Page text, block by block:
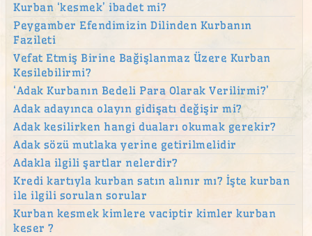
Kurban ‘kesmek’ ibadet mi?
Peygamber Efendimizin Dilinden Kurbanın
Fazileti
Vefat Etmiş Birine Bağişlanmaz Üzere Kurban
Kesilebilirmi?
‘Adak Kurbanın Bedeli Para Olarak Verilirmi?’
Adak adayınca olayın gidişatı değişir mi?
Adak kesilirken hangi duaları okumak gerekir?
Adak sözü mutlaka yerine getirilmelidir
Adakla ilgili şartlar nelerdir?
Kredi kartıyla kurban satın alınır mı? İşte kurban
ile ilgili sorulan sorular
Kurban kesmek kimlere vaciptir kimler kurban
keser ?